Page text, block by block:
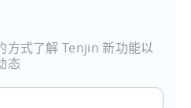
方式了解 Tenjin 新功能以
态